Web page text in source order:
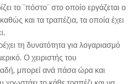
το ¨πόστο¨ στο οποίο εργάζεται ο
και τα τραπέζια, τα οποία έχει
τη δυνατότητα για λογαριασμό
Ο χειριστής του
μπορεί ανά πάσα ώρα και